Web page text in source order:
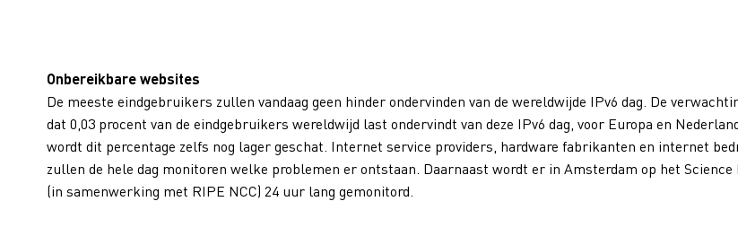
Onbereikbare websites
De meeste eindgebruikers zullen vandaag geen hinder ondervinden van de wereldwijde IPv6 dag. De
dat 0,03 procent van de eindgebruikers wereldwijd last ondervindt van deze IPv6 dag, voor Europa en
wordt dit percentage zelfs nog lager geschat. Internet service providers, hardware fabrikanten en internet
zullen de hele dag monitoren welke problemen er ontstaan. Daarnaast wordt er in Amsterdam op het Science
(in samenwerking met RIPE NCC) 24 uur lang gemonitord.